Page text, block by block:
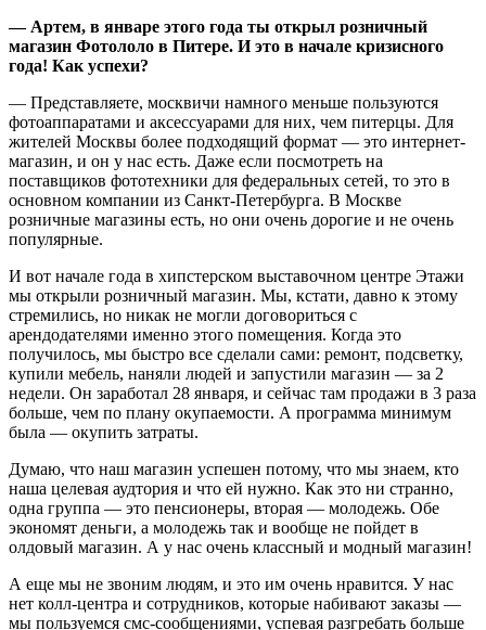
— Артем, в январе этого года ты открыл розничный
магазин Фотололо в Питере. И это в начале кризисного
года! Как успехи?
— Представляете, москвичи намного меньше пользуются
фотоаппаратами и аксессуарами для них, чем питерцы. Для
жителей Москвы более подходящий формат — это интернет-
магазин, и он у нас есть. Даже если посмотреть на
поставщиков фототехники для федеральных сетей, то это в
основном компании из Санкт-Петербурга. В Москве
розничные магазины есть, но они очень дорогие и не очень
популярные.
И вот начале года в хипстерском выставочном центре Этажи
мы открыли розничный магазин. Мы, кстати, давно к этому
стремились, но никак не могли договориться с
арендодателями именно этого помещения. Когда это
получилось, мы быстро все сделали сами: ремонт, подсветку,
купили мебель, наняли людей и запустили магазин — за 2
недели. Он заработал 28 января, и сейчас там продажи в 3 раза
больше, чем по плану окупаемости. А программа минимум
была — окупить затраты.
Думаю, что наш магазин успешен потому, что мы знаем, кто
наша целевая аудтория и что ей нужно. Как это ни странно,
одна группа — это пенсионеры, вторая — молодежь. Обе
экономят деньги, а молодежь так и вообще не пойдет в
олдовый магазин. А у нас очень классный и модный магазин!
А еще мы не звоним людям, и это им очень нравится. У нас
нет колл-центра и сотрудников, которые набивают заказы —
мы пользуемся смс-сообщениями, успевая разгребать больше